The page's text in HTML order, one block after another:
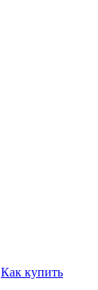
Как купить